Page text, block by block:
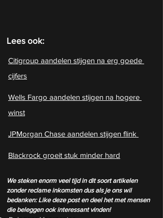
Lees ook:
Citigroup aandelen stijgen na erg goede
cijfers
Wells Fargo aandelen stijgen na hogere
winst
JPMorgan Chase aandelen stijgen flink
Blackrock groeit stuk minder hard
We steken enorm veel tijd in dit soort artikelen
zonder reclame inkomsten dus als je ons wil
bedanken: Like deze post en deel het met mensen
die beleggen ook interessant vinden!